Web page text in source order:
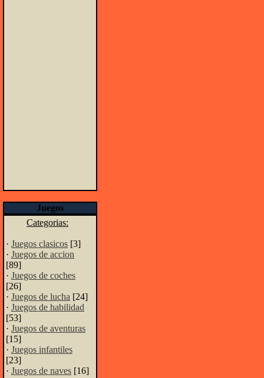
Juegos
Categorias:
· Juegos clasicos [3]
· Juegos de accion
[89]
· Juegos de coches
[26]
· Juegos de lucha [24]
· Juegos de habilidad
[53]
· Juegos de aventuras
[15]
· Juegos infantiles
[23]
· Juegos de naves [16]